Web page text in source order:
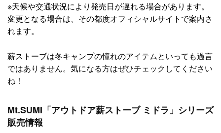
※天候や交通状況により発売日が遅れる場合があります。
変更となる場合は、その都度オフィシャルサイトで案内さ
れます。
薪ストーブは冬キャンプの憧れのアイテムといっても過言
ではありません。気になる方はぜひチェックしてください
ね！
Mt.SUMI「アウトドア薪ストーブ ミドラ」シリーズ
販売情報